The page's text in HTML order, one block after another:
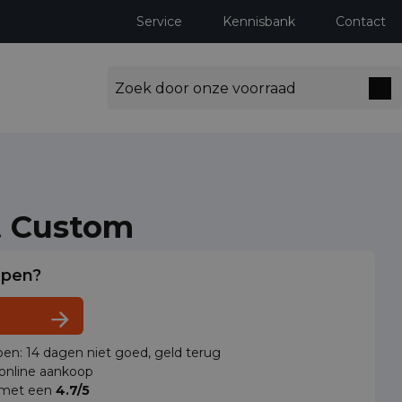
Service Kennisbank Contact
14 dagen niet goed, geld terug
aankoop
een 4.7/5